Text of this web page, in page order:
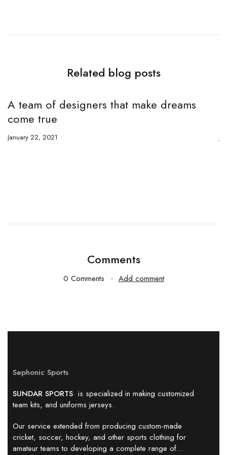
Related blog posts
A team of designers that make dreams
come true
January 22, 2021
Comments
0 Comments Add comment
Sephonic Sports
SUNDAR SPORTS is specialized in making customized
team kits, and uniforms jerseys.
Our service extended from producing custom-made
cricket, soccer, hockey, and other sports clothing for
amateur teams to developing a complete range of…